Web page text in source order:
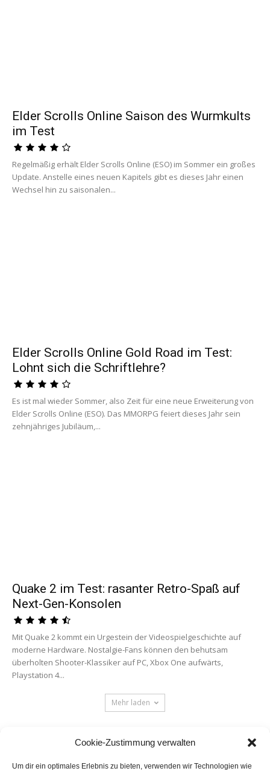
Cookie-Zustimmung verwalten
Um dir ein optimales Erlebnis zu bieten, verwenden wir Technologien wie
Elder Scrolls Online Saison des Wurmkults
im Test
Regelmäßig erhält Elder Scrolls Online (ESO) im Sommer ein großes
Update. Anstelle eines neuen Kapitels gibt es dieses Jahr einen
Wechsel hin zu saisonalen...
Elder Scrolls Online Gold Road im Test:
Lohnt sich die Schriftlehre?
Es ist mal wieder Sommer, also Zeit für eine neue Erweiterung von
Elder Scrolls Online (ESO). Das MMORPG feiert dieses Jahr sein
zehnjähriges Jubiläum,...
Quake 2 im Test: rasanter Retro-Spaß auf
Next-Gen-Konsolen
Mit Quake 2 kommt ein Urgestein der Videospielgeschichte auf
moderne Hardware. Nostalgie-Fans können den behutsam
überholten Shooter-Klassiker auf PC, Xbox One aufwärts,
Playstation 4...
Mehr laden